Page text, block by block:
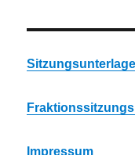
Impressum